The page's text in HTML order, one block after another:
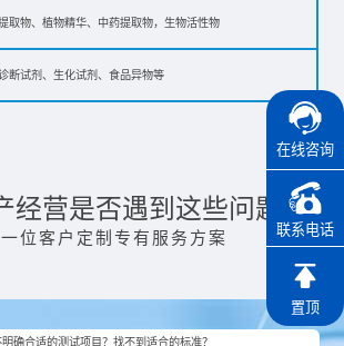
在线咨询
联系电话
置顶
取物、植物精华、中药提取物，生物活性物
断试剂、生化试剂、食品异物等
经营是否遇到这些问题？
位客户定制专有服务方案
确合适的测试项目？找不到适合的标准？